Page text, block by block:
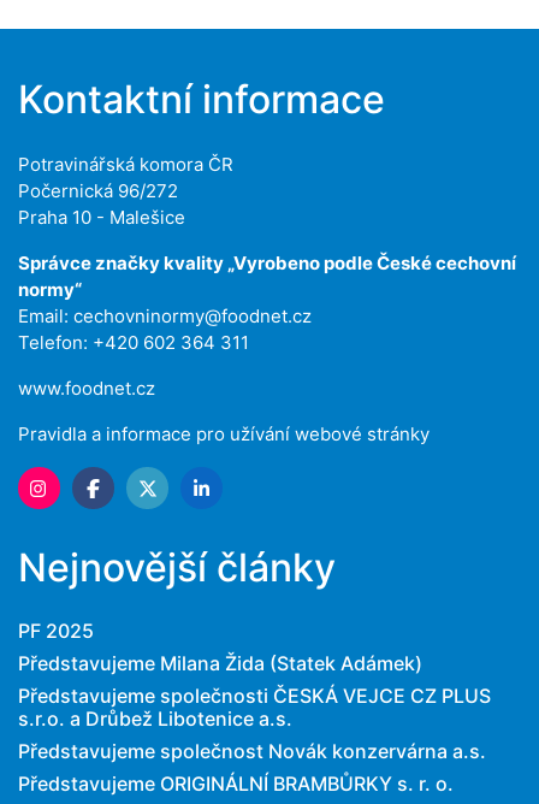
Kontaktní informace
Potravinářská komora ČR
Počernická 96/272
Praha 10 - Malešice
Správce značky kvality „Vyrobeno podle České cechovní
normy“
Email: cechovninormy@foodnet.cz
Telefon: +420 602 364 311
www.foodnet.cz
Pravidla a informace pro užívání webové stránky
Nejnovější články
PF 2025
Představujeme Milana Žida (Statek Adámek)
Představujeme společnosti ČESKÁ VEJCE CZ PLUS
s.r.o. a Drůbež Libotenice a.s.
Představujeme společnost Novák konzervárna a.s.
Představujeme ORIGINÁLNÍ BRAMBŮRKY s. r. o.